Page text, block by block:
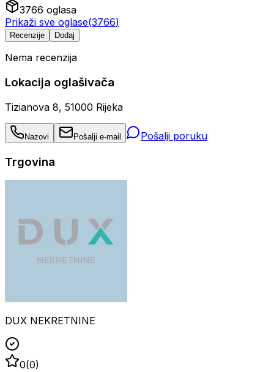
3766 oglasa
Prikaži sve oglase(3766)
Recenzije Dodaj
Nema recenzija
Lokacija oglašivača
Tizianova 8, 51000 Rijeka
Nazovi Pošalji e-mail Pošalji poruku
Trgovina
DUX NEKRETNINE
0(0)